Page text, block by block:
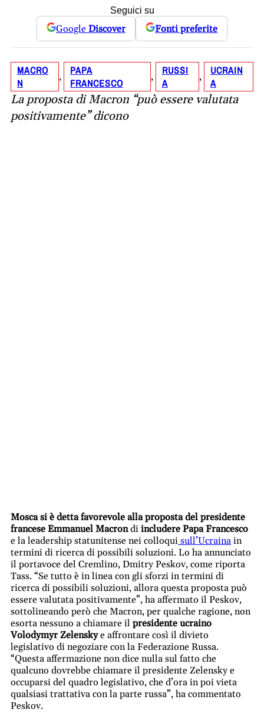
Seguici su
Google Discover Fonti preferite
MACRO
N
,
PAPA
FRANCESCO
,
RUSSI
A
,
UCRAIN
A
La proposta di Macron “può essere valutata
positivamente” dicono
Mosca si è detta favorevole alla proposta del presidente
francese Emmanuel Macrondi includere Papa Francesco
e la leadership statunitense nei colloqui sull’Ucraina in
termini di ricerca di possibili soluzioni. Lo ha annunciato
il portavoce del Cremlino, Dmitry Peskov, come riporta
Tass. “Se tutto è in linea con gli sforzi in termini di
ricerca di possibili soluzioni, allora questa proposta può
essere valutata positivamente”, ha affermato il Peskov,
sottolineando però che Macron, per qualche ragione, non
esorta nessuno a chiamare il presidente ucraino
Volodymyr Zelenskye affrontare così il divieto
legislativo di negoziare con la Federazione Russa.
“Questa affermazione non dice nulla sul fatto che
qualcuno dovrebbe chiamare il presidente Zelensky e
occuparsi del quadro legislativo, che d’ora in poi vieta
qualsiasi trattativa con la parte russa”, ha commentato
Peskov.